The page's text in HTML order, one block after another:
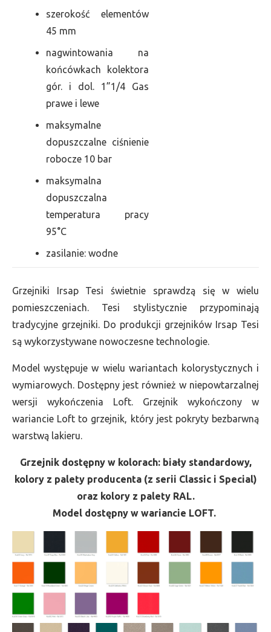
szerokość elementów
45 mm
nagwintowania na
końcówkach kolektora
gór. i dol. 1”1/4 Gas
prawe i lewe
maksymalne
dopuszczalne ciśnienie
robocze 10 bar
maksymalna
dopuszczalna
temperatura pracy
95°C
zasilanie: wodne
Grzejniki Irsap Tesi świetnie sprawdzą się w wielu
pomieszczeniach. Tesi stylistycznie przypominają
tradycyjne grzejniki. Do produkcji grzejników Irsap Tesi
są wykorzystywane nowoczesne technologie.
Model występuje w wielu wariantach kolorystycznych i
wymiarowych. Dostępny jest również w niepowtarzalnej
wersji wykończenia Loft. Grzejnik wykończony w
wariancie Loft to grzejnik, który jest pokryty bezbarwną
warstwą lakieru.
Grzejnik dostępny w kolorach: biały standardowy,
kolory z palety producenta (z serii Classic i Special)
oraz kolory z palety RAL.
Model dostępny w wariancie LOFT.